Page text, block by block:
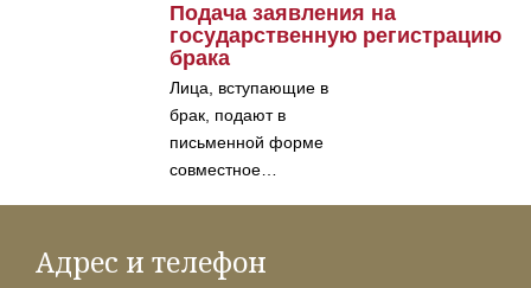
Подача заявления на
государственную регистрацию
брака
Лица, вступающие в
брак, подают в
письменной форме
совместное…
Адрес и телефон